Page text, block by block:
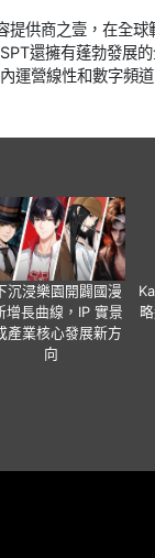
提供商之壹，在全
還擁有蓬勃發展
運營線性和數字頻
沉浸樂園開闢國漫
增長曲線，IP 實景
產業核心發展新方
向